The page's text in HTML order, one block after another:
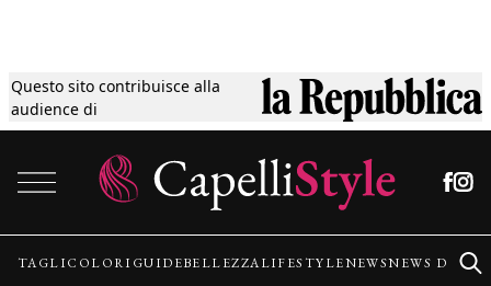
Questo sito contribuisce alla
audience di
Tagli
Colori
Guide
TAGLICOLORI GUIDEBELLEZZALIFESTYLENEWSNEWS